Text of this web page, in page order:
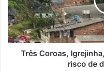
Nova
Hartz
em
risco
Três Coroas,
risco de